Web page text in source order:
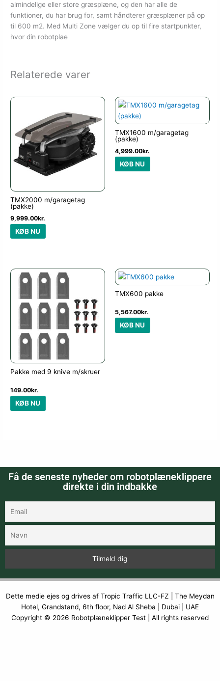
almindelige eller store græsplæne, og den har alle de
funktioner, du har brug for, samt håndterer græsplæner på op
til 600 m2. Med Multi Zone vælger du op til fire startpunkter,
hvor din robotplae
Relaterede varer
TMX2000 m/garagetag
(pakke)
9,999.00kr.
KØB NU
TMX1600 m/garagetag
(pakke)
4,999.00kr.
KØB NU
Pakke med 9 knive m/skruer
149.00kr.
KØB NU
TMX600 pakke
5,567.00kr.
KØB NU
Få de seneste nyheder om robotplæneklippere
direkte i din indbakke
Dette medie ejes og drives af Tropic Traffic LLC-FZ | The Meydan
Hotel, Grandstand, 6th floor, Nad Al Sheba | Dubai | UAE
Copyright © 2026 Robotplæneklipper Test | All rights reserved